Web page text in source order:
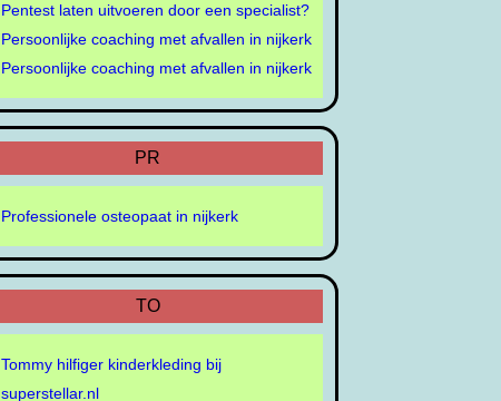
Pentest laten uitvoeren door een specialist?
Persoonlijke coaching met afvallen in nijkerk
Persoonlijke coaching met afvallen in nijkerk
PR
Professionele osteopaat in nijkerk
TO
Tommy hilfiger kinderkleding bij
superstellar.nl